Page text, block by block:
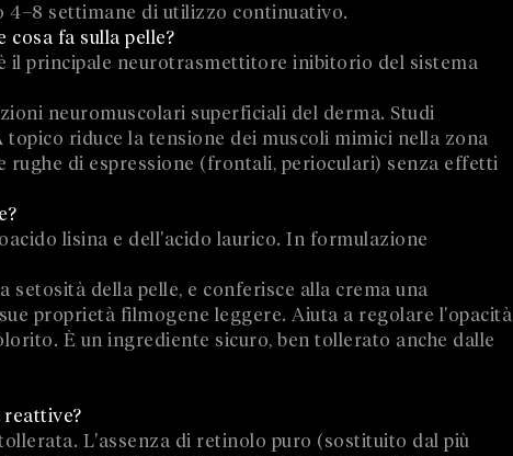
settimane di utilizzo continuativo.
cosa fa sulla pelle?
il principale neurotrasmettitore inibitorio del sistema
neuromuscolari superficiali del derma. Studi
riduce la tensione dei muscoli mimici nella zona
rughe di espressione (frontali, perioculari) senza effetti
lisina e dell'acido laurico. In formulazione
setosità della pelle, e conferisce alla crema una
proprietà filmogene leggere. Aiuta a regolare l'opacità
È un ingrediente sicuro, ben tollerato anche dalle
reattive?
L'assenza di retinolo puro (sostituito dal più